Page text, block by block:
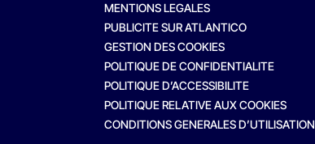
MENTIONS LEGALES
PUBLICITE SUR ATLANTICO
GESTION DES COOKIES
POLITIQUE DE CONFIDENTIALITE
POLITIQUE D’ACCESSIBILITE
POLITIQUE RELATIVE AUX COOKIES
CONDITIONS GENERALES D’UTILISATION